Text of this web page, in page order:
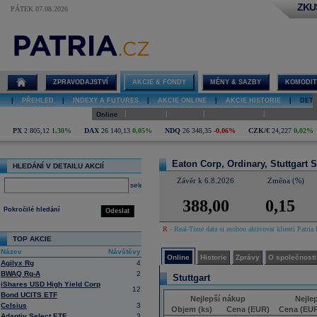
PÁTEK 07.08.2026
Eaton Corp,
Exchange
online
ZPRAVODAJSTVÍ AKCIE & FONDY MĚNY & SAZBY
PŘEHLED INDEXY A FUTURES AKCIE ONLINE AKCIE HISTORIE
Online
PX 2 805,12 1,30% DAX 26 140,13 0,05% NDQ 26 348,35 -0,06% CZK/€ 24,227 0,02%
HLEDÁNÍ V DETAILU AKCIÍ
select
Odeslat
Pokročilé hledání
TOP AKCIE
Název
Návštěvy
Agilyx Rg
4
BWAQ Rg-A
2
iShares USD High Yield Corp
Bond UCITS ETF
12
Celsius
3
Eaton Corp, Ordinary, Stuttgart
Závěr k 6.8.2026 Změna (%)
388,00 0,15
R - Real-Time data si mohou aktivovat klienti
Online Historie Zprávy O společnosti
Stuttgart
Nejlepší nákup
Objem (ks)
Cena (EUR)
Cena